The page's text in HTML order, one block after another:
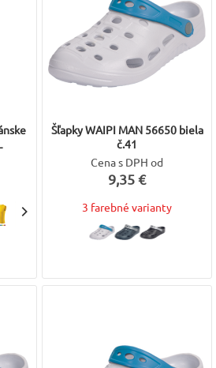
Šľapky WAIPI MAN 56650 biela
č.41
Cena s DPH od
9,35 €
3 farebné varianty